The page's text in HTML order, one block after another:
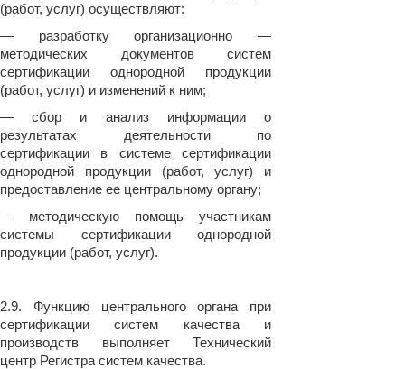
(работ, услуг) осуществляют:
— разработку организационно —
методических документов систем
сертификации однородной продукции
(работ, услуг) и изменений к ним;
— сбор и анализ информации о
результатах деятельности по
сертификации в системе сертификации
однородной продукции (работ, услуг) и
предоставление ее центральному органу;
— методическую помощь участникам
системы сертификации однородной
продукции (работ, услуг).
2.9. Функцию центрального органа при
сертификации систем качества и
производств выполняет Технический
центр Регистра систем качества.